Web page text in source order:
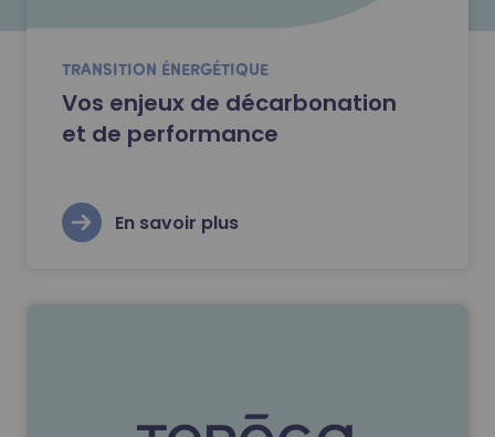
TRANSITION ÉNERGÉTIQUE
Vos enjeux de décarbonation
et de performance
En savoir plus